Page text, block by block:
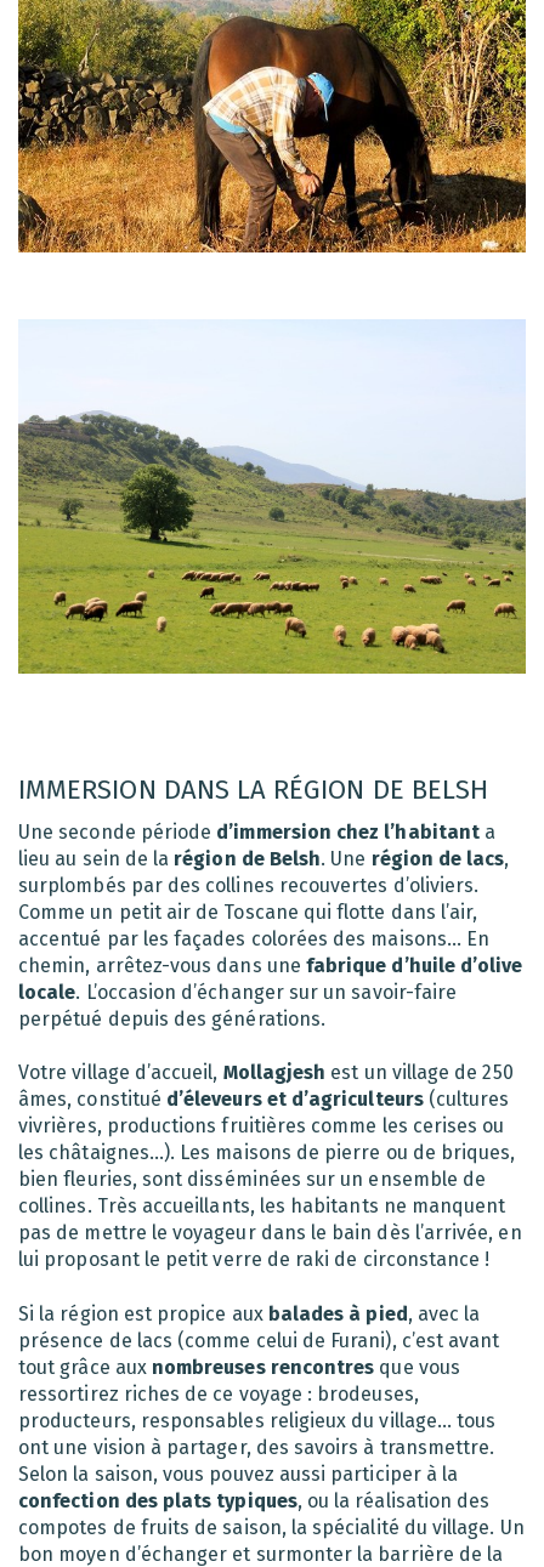
IMMERSION DANS LA RÉGION DE BELSH
Une seconde période d’immersion chez l’habitant a
lieu au sein de la région de Belsh. Une région de lacs,
surplombés par des collines recouvertes d’oliviers.
Comme un petit air de Toscane qui flotte dans l’air,
accentué par les façades colorées des maisons… En
chemin, arrêtez-vous dans une fabrique d’huile d’olive
locale. L’occasion d’échanger sur un savoir-faire
perpétué depuis des générations.
Votre village d’accueil, Mollagjesh est un village de 250
âmes, constitué d’éleveurs et d’agriculteurs(cultures
vivrières, productions fruitières comme les cerises ou
les châtaignes…). Les maisons de pierre ou de briques,
bien fleuries, sont disséminées sur un ensemble de
collines. Très accueillants, les habitants ne manquent
pas de mettre le voyageur dans le bain dès l’arrivée, en
lui proposant le petit verre de raki de circonstance !
Si la région est propice aux balades à pied, avec la
présence de lacs (comme celui de Furani), c’est avant
tout grâce aux nombreuses rencontres que vous
ressortirez riches de ce voyage : brodeuses,
producteurs, responsables religieux du village… tous
ont une vision à partager, des savoirs à transmettre.
Selon la saison, vous pouvez aussi participer à la
confection des plats typiques, ou la réalisation des
compotes de fruits de saison, la spécialité du village. Un
bon moyen d’échanger et surmonter la barrière de la